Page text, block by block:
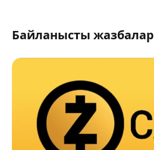
Байланысты жазбалар